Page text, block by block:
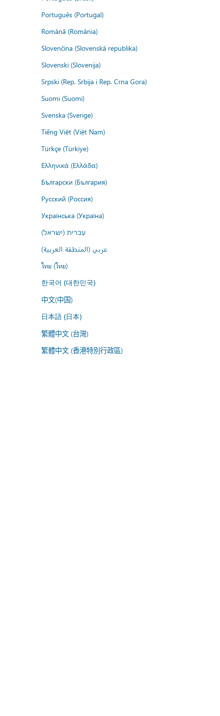
Português (Portugal)
Română (România)
Slovenčina (Slovenská republika)
Slovenski (Slovenija)
Srpski (Rep. Srbija i Rep. Crna Gora)
Suomi (Suomi)
Svenska (Sverige)
Tiếng Việt (Việt Nam)
Türkçe (Türkiye)
Ελληνικά (Ελλάδα)
Български (България)
Русский (Россия)
Українська (Україна)
עברית (ישראל)
عربي (المنطقة العربية)
ไทย (ไทย)
한국어 (대한민국)
中文(中国)
日本語 (日本)
繁體中文 (台灣)
繁體中文 (香港特別行政區)